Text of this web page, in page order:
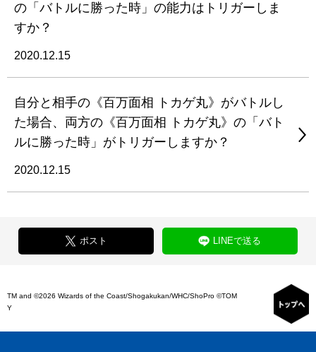
の「バトルに勝った時」の能力はトリガーしま
すか？
2020.12.15
自分と相手の《百万面相 トカゲ丸》がバトルし
た場合、両方の《百万面相 トカゲ丸》の「バト
ルに勝った時」がトリガーしますか？
2020.12.15
ポスト LINEで送る
TM and ©2026 Wizards of the Coast/Shogakukan/WHC/ShoPro ©TOM
Y